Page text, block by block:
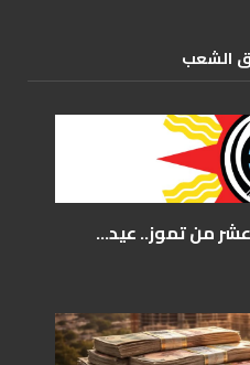
الشعب
من تموز.. عيد...